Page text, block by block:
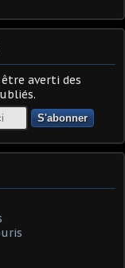
averti des